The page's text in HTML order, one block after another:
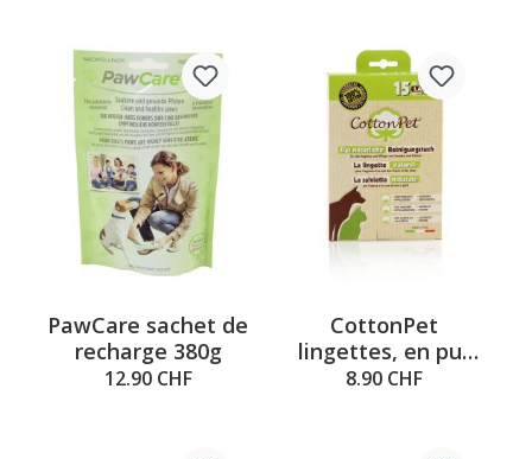
PawCare sachet de
recharge 380g
12.90 CHF
CottonPet
lingettes, en pur
coton
8.90 CHF